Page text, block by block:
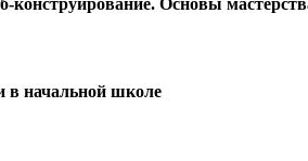
Основы
в начальной школе